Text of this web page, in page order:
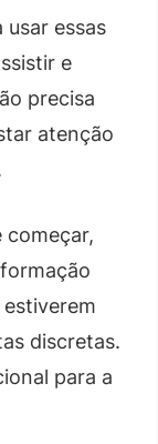
usar essas
e
precisa
atenção
começar,
discretas.
para a